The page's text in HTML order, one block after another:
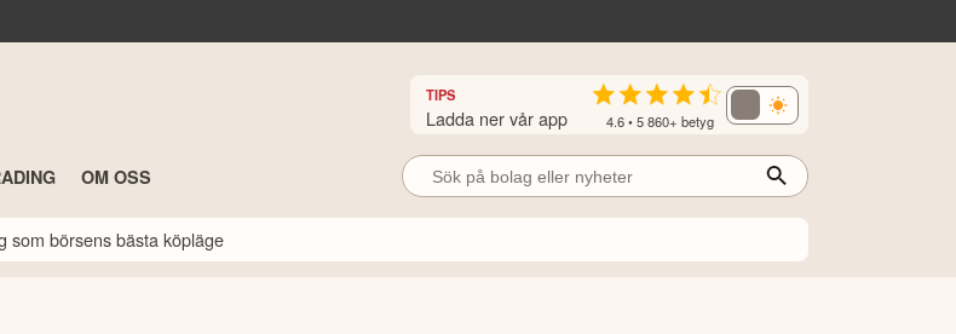
TIPS
Ladda ner vår app 4.6 • 5 860+ betyg
OM OSS
som börsens bästa köpläge